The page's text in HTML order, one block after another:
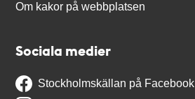
Om kakor på webbplatsen
Sociala medier
Stockholmskällan på Facebook